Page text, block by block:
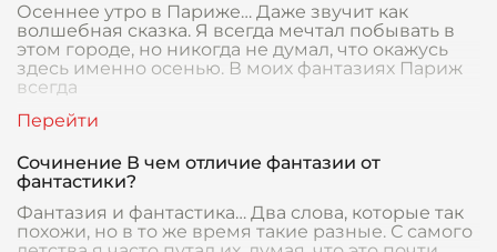
Осеннее утро в Париже… Даже звучит как
волшебная сказка. Я всегда мечтал побывать в
этом городе, но никогда не думал, что окажусь
здесь именно осенью. В моих фантазиях Париж
всегда
Сочинение В чем отличие фантазии от
фантастики?
Фантазия и фантастика… Два слова, которые так
похожи, но в то же время такие разные. С самого